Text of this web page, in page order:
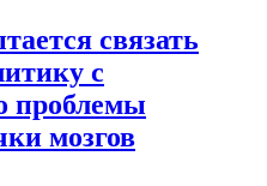
связать
с
проблемы
мозгов